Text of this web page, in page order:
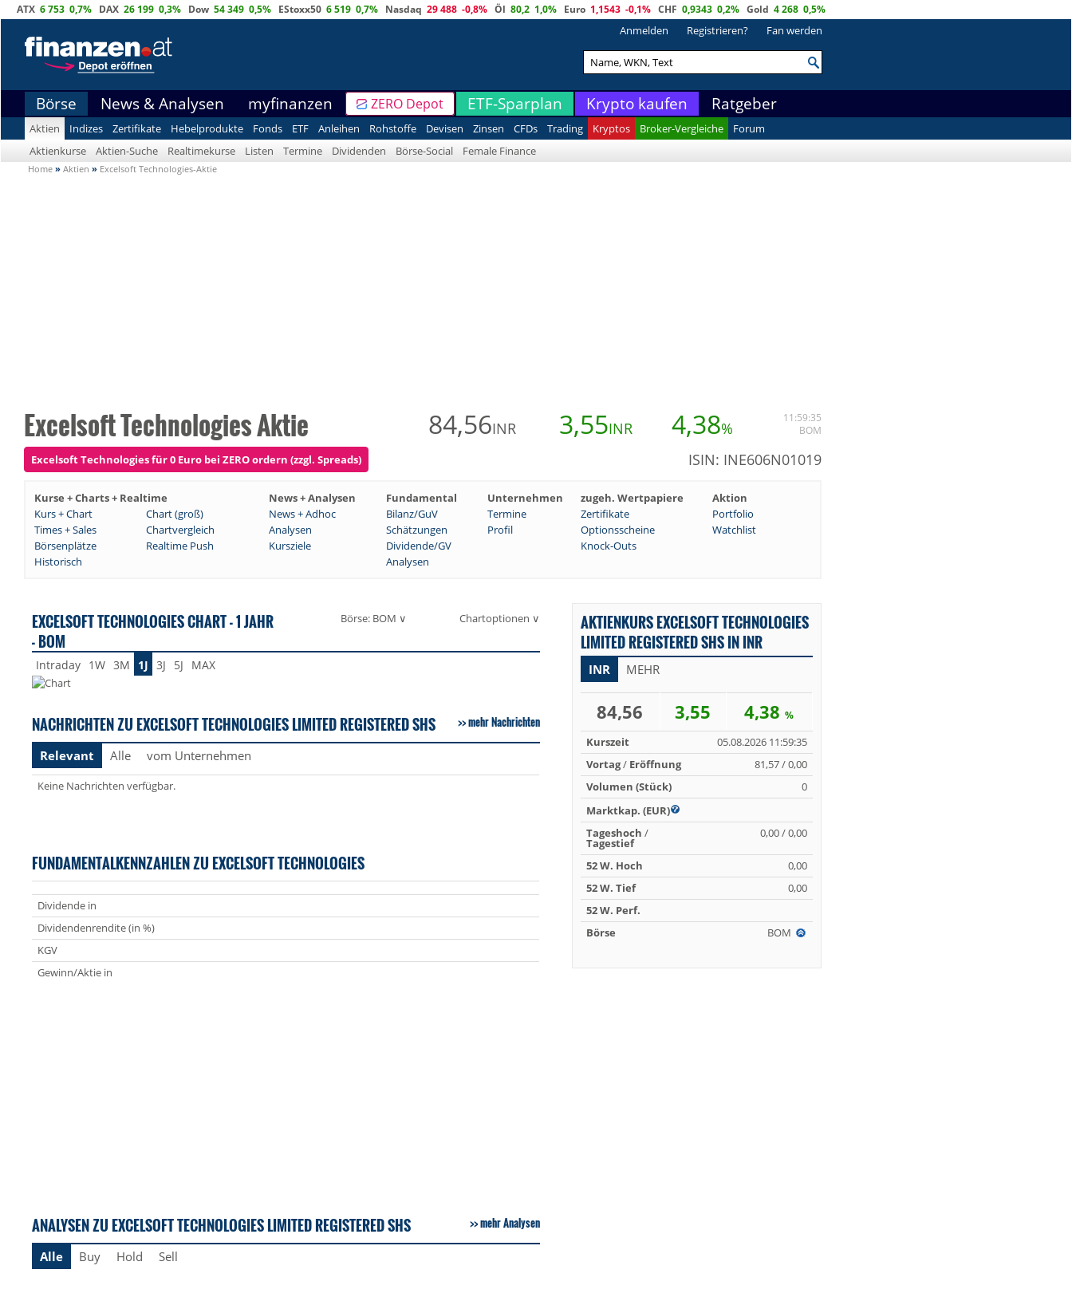
ATX 6 753 0,7% DAX 26 199 0,3% Dow 54 349 0,5% EStoxx50 6 519 0,7% Nasdaq 29 488 -0,8% Öl 80,2 1,0% Euro 1,1543 -0,1% CHF 0,9343 0,2% Gold 4 268 0,5%
Anmelden Registrieren? Fan werden
Börse News & Analysen myfinanzen ZERO Depot ETF-Sparplan Krypto kaufen Ratgeber
Aktien Indizes Zertifikate Hebelprodukte Fonds ETF Anleihen Rohstoffe Devisen Zinsen CFDs Trading Kryptos Broker-Vergleiche
Forum
Aktienkurse
Aktien-Suche Realtimekurse Listen Termine Dividenden Börse-Social Female Finance
Home » Aktien » Excelsoft Technologies-Aktie
Excelsoft Technologies Aktie 84,56INR 3,55INR 4,38%
11:59:35
BOM
Excelsoft Technologies für 0 Euro bei ZERO ordern (zzgl. Spreads) ISIN: INE606N01019
Kurse + Charts + Realtime News + Analysen Fundamental Unternehmen zugeh. Wertpapiere
Aktion
Kurs + Chart
Chart (groß) News + Adhoc Bilanz/GuV Termine Zertifikate
Portfolio
Times + Sales
Chartvergleich Analysen Schätzungen Profil Optionsscheine
Watchlist
Börsenplätze
Realtime Push Kursziele Dividende/GV
Knock-Outs
Historisch
Analysen
EXCELSOFT TECHNOLOGIES CHART - 1 JAHR
- BOM
Börse: BOM ∨ Chartoptionen ∨
Intraday 1W 3M 1J 3J 5J MAX
NACHRICHTEN ZU EXCELSOFT TECHNOLOGIES LIMITED REGISTERED SHS mehr Nachrichten
Relevant Alle vom Unternehmen
Keine Nachrichten verfügbar.
FUNDAMENTALKENNZAHLEN ZU EXCELSOFT TECHNOLOGIES
Dividende in
Dividendenrendite (in %)
KGV
Gewinn/Aktie in
ANALYSEN ZU EXCELSOFT TECHNOLOGIES LIMITED REGISTERED SHS mehr Analysen
Alle Buy Hold Sell
AKTIENKURS EXCELSOFT TECHNOLOGIES
LIMITED REGISTERED SHS IN INR
INR MEHR
84,56 3,55 4,38%
Kurszeit
05.08.2026 11:59:35
Vortag/ Eröffnung
81,57 / 0,00
Volumen (Stück)
0
Marktkap. (EUR)
Tageshoch /
Tagestief
0,00 / 0,00
52 W. Hoch
0,00
52 W. Tief
0,00
52 W. Perf.
Börse
BOM